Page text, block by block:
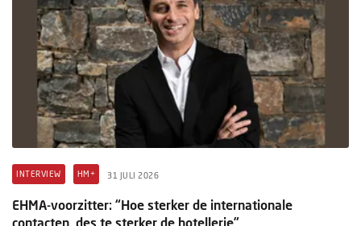
INTERVIEW HM+ 31 JULI 2026
EHMA-voorzitter: “Hoe sterker de internationale
contacten, des te sterker de hotellerie”